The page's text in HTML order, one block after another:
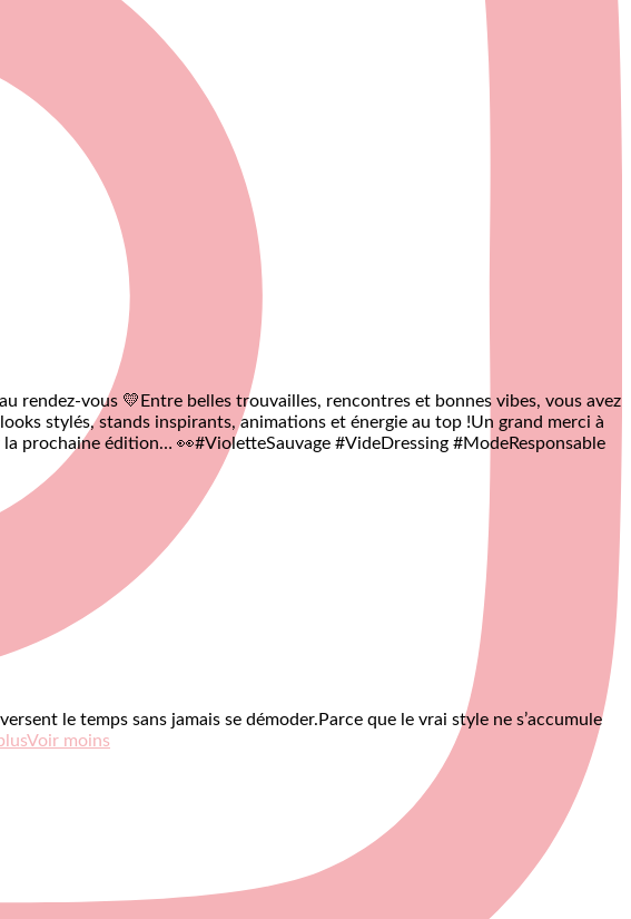
rendez-vous 💛 Entre belles trouvailles, rencontres et bonnes vibes, vous avez
stylés, stands inspirants, animations et énergie au top !Un grand merci à
prochaine édition… 👀#VioletteSauvage #VideDressing #ModeResponsable
le temps sans jamais se démoder. Parce que le vrai style ne s’accumule
Voir moins